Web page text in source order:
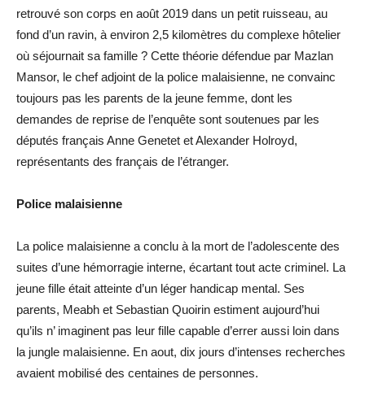
retrouvé son corps en août 2019 dans un petit ruisseau, au
fond d’un ravin, à environ 2,5 kilomètres du complexe hôtelier
où séjournait sa famille ? Cette théorie défendue par Mazlan
Mansor, le chef adjoint de la police malaisienne, ne convainc
toujours pas les parents de la jeune femme, dont les
demandes de reprise de l’enquête sont soutenues par les
députés français Anne Genetet et Alexander Holroyd,
représentants des français de l’étranger.
Police malaisienne
La police malaisienne a conclu à la mort de l’adolescente des
suites d’une hémorragie interne, écartant tout acte criminel. La
jeune fille était atteinte d’un léger handicap mental. Ses
parents, Meabh et Sebastian Quoirin estiment aujourd’hui
qu’ils n’ imaginent pas leur fille capable d’errer aussi loin dans
la jungle malaisienne. En aout, dix jours d’intenses recherches
avaient mobilisé des centaines de personnes.